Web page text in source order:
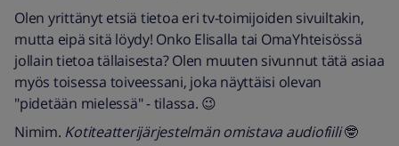
Olen yrittänyt etsiä tietoa eri tv-toimijoiden sivuiltakin,
mutta eipä sitä löydy! Onko Elisalla tai OmaYhteisössä
jollain tietoa tällaisesta? Olen muuten sivunnut tätä asiaa
myös toisessa toiveessani, joka näyttäisi olevan
"pidetään mielessä" - tilassa. 😉
Nimim. Kotiteatterijärjestelmän omistava audiofiili🤓